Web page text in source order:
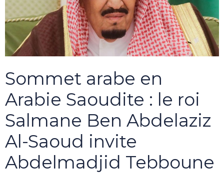
Sommet arabe en
Arabie Saoudite : le roi
Salmane Ben Abdelaziz
Al-Saoud invite
Abdelmadjid Tebboune